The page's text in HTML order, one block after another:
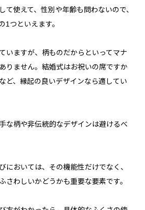
て使えて、性別や年齢も問わないので、
1つといえます。
いますが、柄ものだからといってマナ
りません。結婚式はお祝いの席ですか
ど、縁起の良いデザインなら適してい
な柄や非伝統的なデザインは避けるべ
においては、その機能性だけでなく、
さわしいかどうかも重要な要素です。